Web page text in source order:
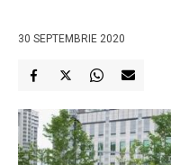
30 SEPTEMBRIE 2020